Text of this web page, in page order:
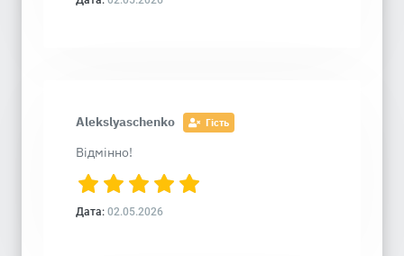
Alekslyaschenko Гість
Відмінно!
Дата: 02.05.2026